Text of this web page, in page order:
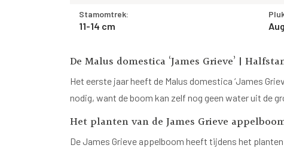
Stamomtrek:
11-14 cm
De Malus domestica ‘James Grieve’ |
Het eerste jaar heeft de Malus domestica ‘James
nodig, want de boom kan zelf nog geen water uit de
Het planten van de James Grieve
De James Grieve appelboom heeft tijdens het